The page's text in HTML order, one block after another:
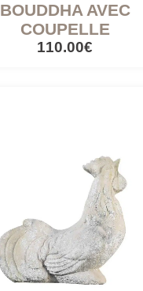
BOUDDHA AVEC
COUPELLE
110.00€